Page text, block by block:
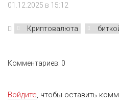
01.12.2025 в 15:12
Криптовалюта
Комментариев: 0
Войдите, чтобы оставить